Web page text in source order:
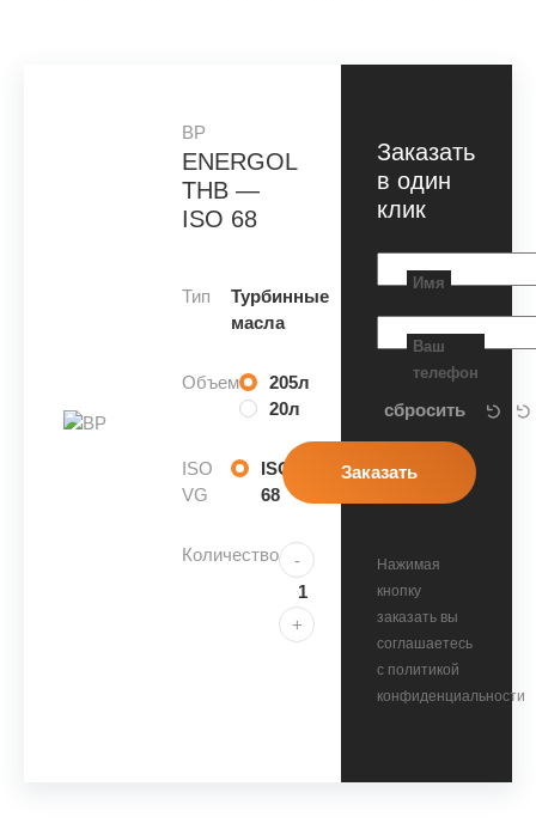
BP
ENERGOL
THB —
ISO 68
Тип
Турбинные
масла
Объем
205л
20л
ISO
VG
ISO
68
Количество -
+
Заказать
в один
клик
Имя
Ваш
телефон
Нажимая
кнопку
заказать вы
соглашаетесь
с политикой
конфиденциальности